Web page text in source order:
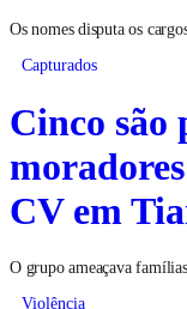
Os nomes disputa os
Capturados
Cinco são
CV em
O grupo ameaçava
Violência